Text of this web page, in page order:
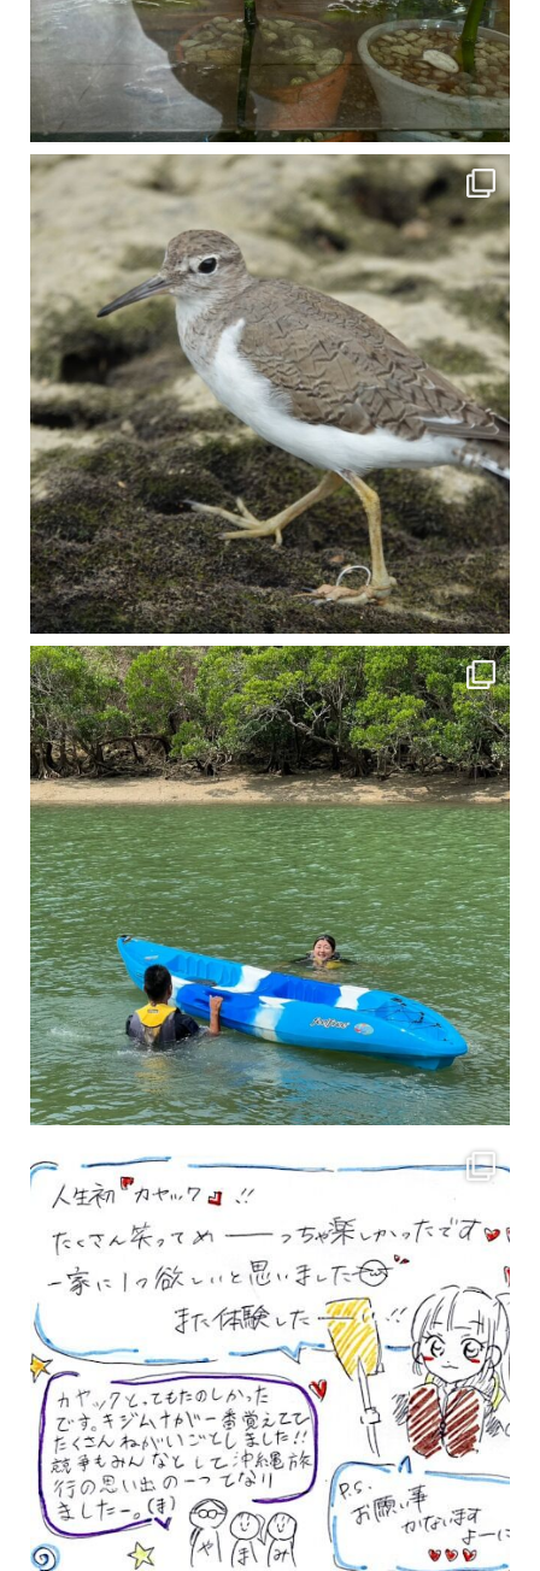
比謝川でよく見られる生き物 「イソシギ」の足に釣り針が(>_<) 比謝川は釣りが可
4月に入り、新人教育の為カヤックから落ちた際の救助の実技練習の風景です。 一人前の